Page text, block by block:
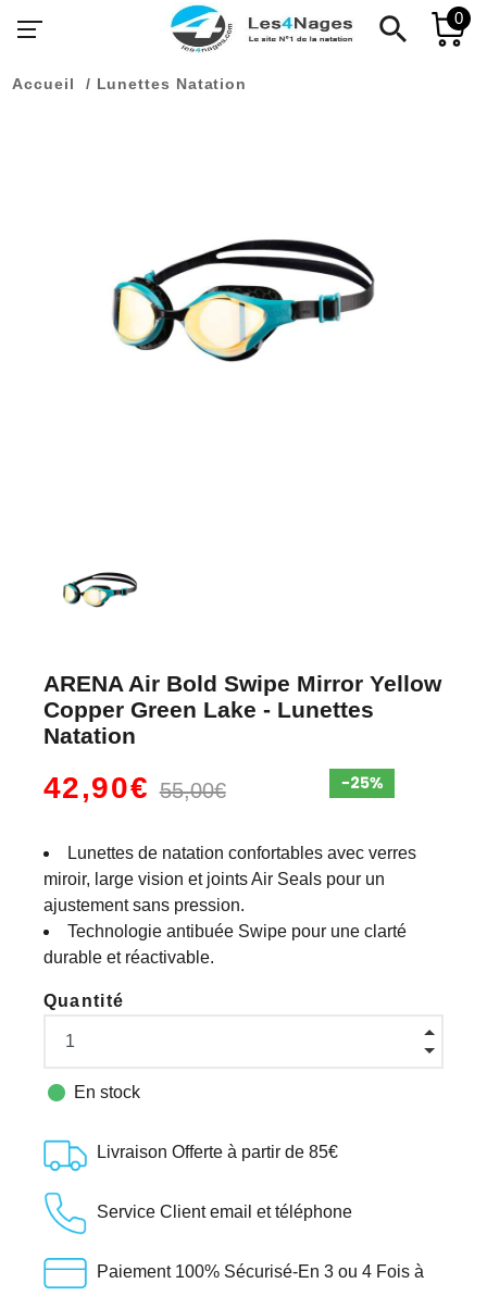
search 0
Accueil Lunettes Natation
ARENA Air Bold Swipe Mirror Yellow
Copper Green Lake - Lunettes
Natation
42,90€55,00€
Lunettes de natation confortables avec verres
miroir, large vision et joints Air Seals pour un
ajustement sans pression.
Technologie antibuée Swipe pour une clarté
durable et réactivable.
Quantité
 En stock
Livraison Offerte à partir de 85€
Service Client email et téléphone
Paiement 100% Sécurisé-En 3 ou 4 Fois à